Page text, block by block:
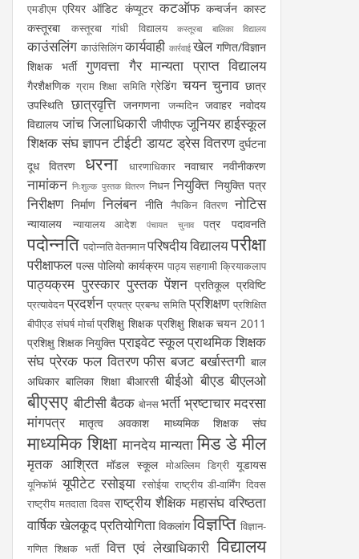
एमडीएम एरियर ऑडिट कंप्यूटर कटऑफ कन्वर्जन कास्ट
कस्तूरबा
कस्तूरबा गांधी विद्यालय कस्तूरबा बालिका विद्यालय
काउंसलिंग काउंसिलिंग कार्यवाही कार्रवाई खेल गणित/विज्ञान
शिक्षक भर्ती
गुणवत्ता गैर मान्यता प्राप्त विद्यालय
गैरशैक्षणिक ग्राम शिक्षा समिति ग्रेडिंग चयन चुनाव छात्र
उपस्थिति छात्रवृत्ति जनगणना जन्मदिन जवाहर नवोदय
विद्यालय जांच जिलाधिकारी जीपीएफ जूनियर हाईस्कूल
शिक्षक संघ ज्ञापन टीईटी डायट ड्रेस वितरण दुर्घटना
दूध वितरण
धरना धारणाधिकार नवाचार नवीनीकरण
नामांकन निःशुल्क पुस्तक वितरण निधन नियुक्ति नियुक्ति पत्र
निरीक्षण निर्माण निलंबन नीति नैपकिन वितरण नोटिस
न्यायालय न्यायालय आदेश पंचायत चुनाव पत्र पदावनति
पदोन्नति पदोन्नति वेतनमानपरिषदीय विद्यालयपरीक्षा
परीक्षाफल पल्स पोलियो कार्यक्रम पाठ्य सहगामी क्रियाकलाप
पाठ्यक्रम पुरस्कार पुस्तक पेंशन प्रतिकूल प्रविष्टि
प्रत्यावेदन प्रदर्शन प्रपत्र प्रबन्ध समिति प्रशिक्षण प्रशिक्षित
बीपीएड संघर्ष मोर्चा प्रशिक्षु शिक्षक प्रशिक्षु शिक्षक चयन 2011
प्रशिक्षु शिक्षक नियुक्ति प्राइवेट स्कूलप्राथमिक शिक्षक
संघ प्रेरक फल वितरण फीस बजट बर्खास्तगी बाल
अधिकार बालिका शिक्षा बीआरसी बीईओ बीएड बीएलओ
बीएसए बीटीसी बैठक बोनस भर्ती भ्रष्टाचार मदरसा
मांगपत्र
मातृत्व अवकाश माध्यमिक शिक्षक संघ
माध्यमिक शिक्षा मानदेय मान्यता मिड डे मील
मृतक आश्रित मॉडल स्कूल मोअल्लिम डिग्री यूडायस
यूनिफॉर्म यूपीटेट रसोइया रसोईया राष्ट्रीय डी-वार्मिंग दिवस
राष्ट्रीय मतदाता दिवस राष्ट्रीय शैक्षिक महासंघ वरिष्ठता
वार्षिक खेलकूद प्रतियोगिता विकलांग विज्ञप्ति विज्ञान-
गणित शिक्षक भर्ती वित्त एवं लेखाधिकारी विद्यालय